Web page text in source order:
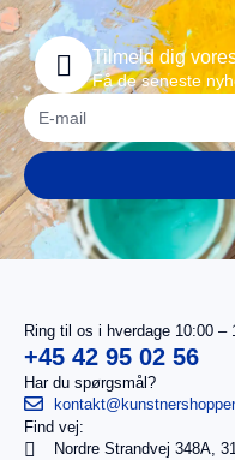
I
0,00kr.
Tilmeld dig
Få de seneste
Ring til os i hverdage 10:00 –
+45 42 95 02 56
Har du spørgsmål?
Find vej:
Nordre Strandvej 348A,